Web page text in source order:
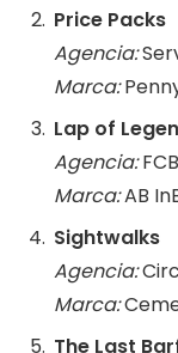
Price Packs
Agencia:
Marca:
Lap of
Agencia:
Marca:AB
Sightwalks
Agencia:
Marca:
The Last